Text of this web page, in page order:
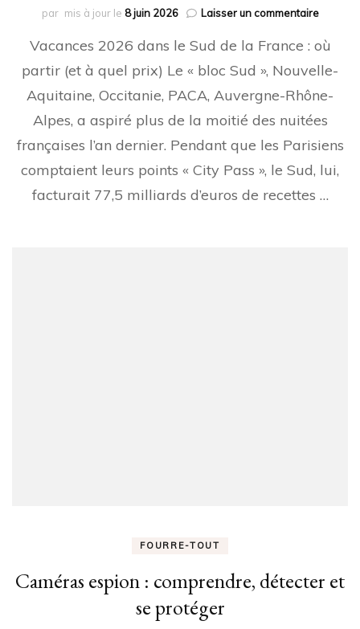
par mis à jour le 8 juin 2026 Laisser un commentairesur
2026
le
Sud
la
France
où
Vacances 2026 dans le Sud de la France : où
partir (et à quel prix) Le « bloc Sud », Nouvelle-
Aquitaine, Occitanie, PACA, Auvergne-Rhône-
Alpes, a aspiré plus de la moitié des nuitées
françaises l’an dernier. Pendant que les Parisiens
comptaient leurs points « City Pass », le Sud, lui,
facturait 77,5 milliards d’euros de recettes …
FOURRE-TOUT
Caméras espion : comprendre, détecter et
se protéger